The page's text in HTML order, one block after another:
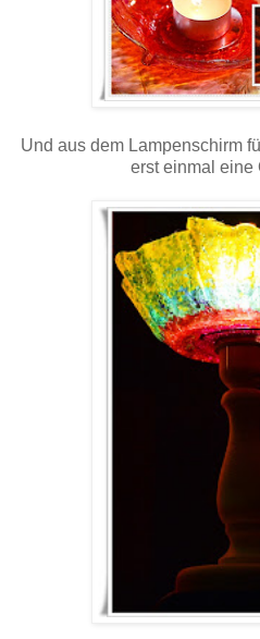
Und aus dem Lampenschirm
erst einmal eine